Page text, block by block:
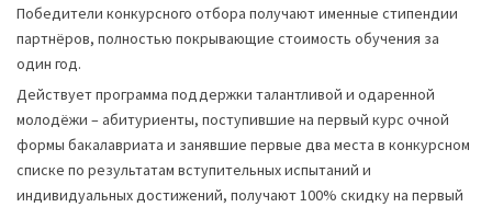
Победители конкурсного отбора получают именные стипендии
партнёров, полностью покрывающие стоимость обучения за
один год.
Действует программа поддержки талантливой и одаренной
молодёжи – абитуриенты, поступившие на первый курс очной
формы бакалавриата и занявшие первые два места в конкурсном
списке по результатам вступительных испытаний и
индивидуальных достижений, получают 100% скидку на первый